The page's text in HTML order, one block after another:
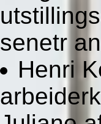
senetr
Henri